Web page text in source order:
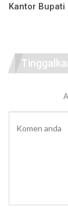
Kantor Bupati